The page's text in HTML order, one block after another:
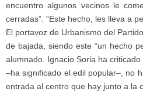
encuentro algunos vecinos le
cerradas”. “Este hecho, les lleva a
El portavoz de Urbanismo del
de bajada, siendo este “un hecho
alumnado. Ignacio Soria ha
–ha significado el edil popular–, no
entrada al centro que hay junto a la